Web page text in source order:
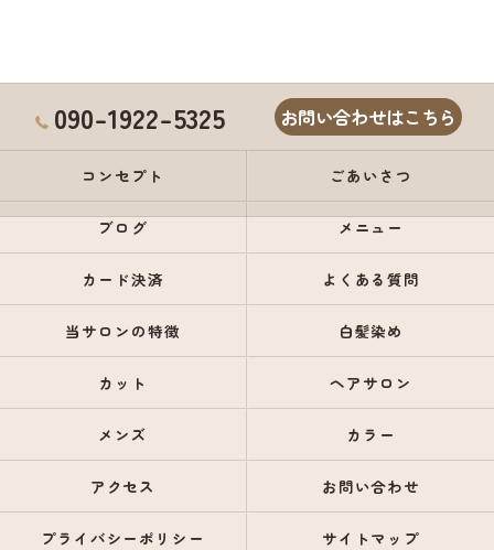
090-1922-5325 お問い合わせはこちら
コンセプト ごあいさつ
ブログ メニュー
カード決済 よくある質問
当サロンの特徴 白髪染め
カット ヘアサロン
メンズ カラー
アクセス お問い合わせ
プライバシーポリシー サイトマップ